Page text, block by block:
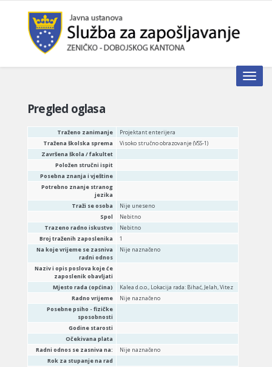
Toggle
Pregled oglasa
Traženo zanimanje
Projektant enterijera
Tražena školska sprema
Visoko stručno obrazovanje (VSS-1)
Završena škola / fakultet
Položen stručni ispit
Posebna znanja i vještine
Potrebno znanje stranog
jezika
Traži se osoba
Nije uneseno
Spol
Nebitno
Trazeno radno iskustvo
Nebitno
Broj traženih zaposlenika
1
Na koje vrijeme se zasniva
radni odnos
Nije naznačeno
Naziv i opis poslova koje će
zaposlenik obavljati
Mjesto rada (općina)
Kalea d.o.o., Lokacija rada: Bihać, Jelah, Vitez
Radno vrijeme
Nije naznačeno
Posebne psiho - fizičke
sposobnosti
Godine starosti
Očekivana plata
Radni odnos se zasniva na:
Nije naznačeno
Rok za stupanje na rad